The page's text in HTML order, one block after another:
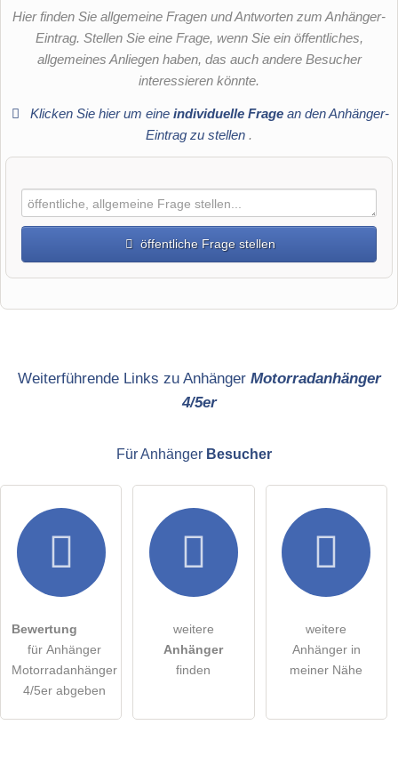
Hier finden Sie allgemeine Fragen und Antworten zum Anhänger-
Eintrag. Stellen Sie eine Frage, wenn Sie ein öffentliches,
allgemeines Anliegen haben, das auch andere Besucher
interessieren könnte.
Klicken Sie hier um eine individuelle Fragean den Anhänger-
Eintrag zu stellen .
öffentliche Frage stellen
Hiermit akzeptiere ich die .
Die Datenschutzerklärunghabe ich zur Kenntnis genommen.
Bitte beachten Sie, öffentliche Fragen sind
für alle
Besucher sichtbar
Weiterführende Links zu Anhänger Motorradanhänger
4/5er
Für Anhänger Besucher
Bewertung
für Anhänger
Motorradanhänger
4/5er abgeben
weitere
Anhänger
finden
weitere
Anhänger in
meiner Nähe